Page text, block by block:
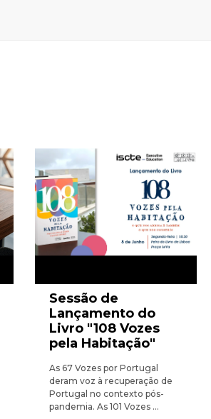
Sessão de
Lançamento do
Livro "108 Vozes
pela Habitação"
As 67 Vozes por Portugal
deram voz à recuperação de
Portugal no contexto pós-
pandemia. As 101 Vozes ...